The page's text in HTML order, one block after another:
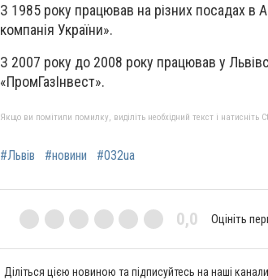
З 1985 року працював на різних посадах в
компанія України».
З 2007 року до 2008 року працював у
«ПромГазІнвест».
Якщо ви помітили помилку, виділіть необхідний текст і натисніть
#Львів #новини #032ua
0,0 Оцініть
Діліться цією новиною та підписуйтесь на наші канали